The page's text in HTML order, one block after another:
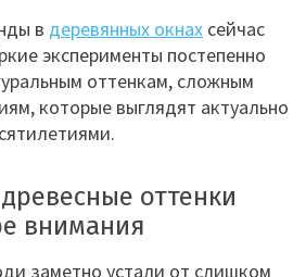
в деревянных окнах сейчас
эксперименты постепенно
оттенкам, сложным
которые выглядят актуально
оттенки
внимания
заметно устали от слишком